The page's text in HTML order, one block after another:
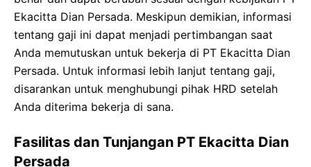
Ekacitta Dian Persada. Meskipun demikian, informasi
tentang gaji ini dapat menjadi pertimbangan saat
Anda memutuskan untuk bekerja di PT Ekacitta Dian
Persada. Untuk informasi lebih lanjut tentang gaji,
disarankan untuk menghubungi pihak HRD setelah
Anda diterima bekerja di sana.
Fasilitas dan Tunjangan PT Ekacitta Dian
Persada